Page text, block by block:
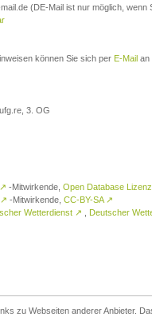
(DE-Mail ist nur möglich,
können Sie sich per E-Mail an
3. OG
↗ -Mitwirkende, Open Database Lizenz
↗ -Mitwirkende, CC-BY-SA ↗
Wetterdienst ↗ Deutscher
zu Webseiten anderer Anbieter.